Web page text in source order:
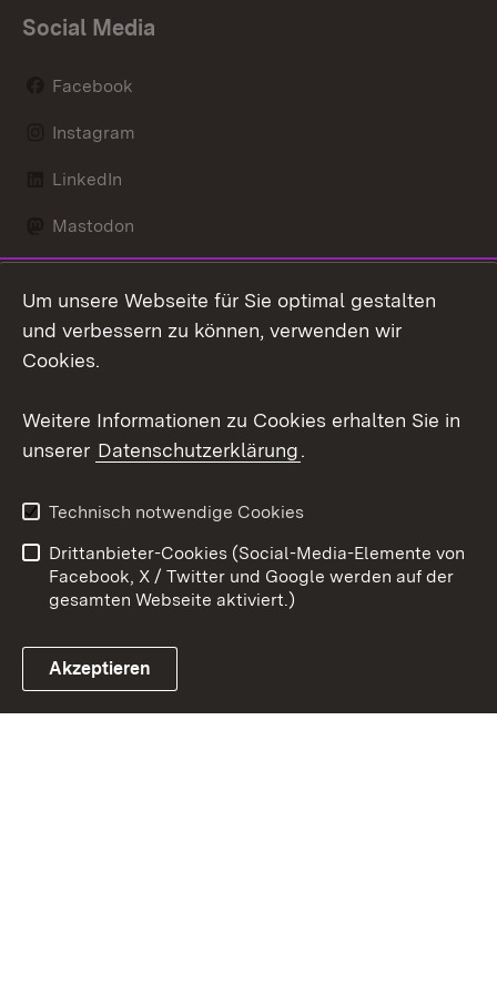
Social Media
Facebook
Instagram
LinkedIn
Mastodon
X / Twitter
Youtube
Link zum Landesportal
Kontakt
Datenschutz
Barrierefreiheit
Impressum Cookies
Um unsere Webseite für Sie optimal gestalten
und verbessern zu können, verwenden wir
Cookies.
Weitere Informationen zu Cookies erhalten Sie in
unserer Datenschutzerklärung.
Technisch notwendige Cookies
Drittanbieter-Cookies (Social-Media-Elemente von
Facebook, X / Twitter und Google werden auf der
gesamten Webseite aktiviert.)
Akzeptieren